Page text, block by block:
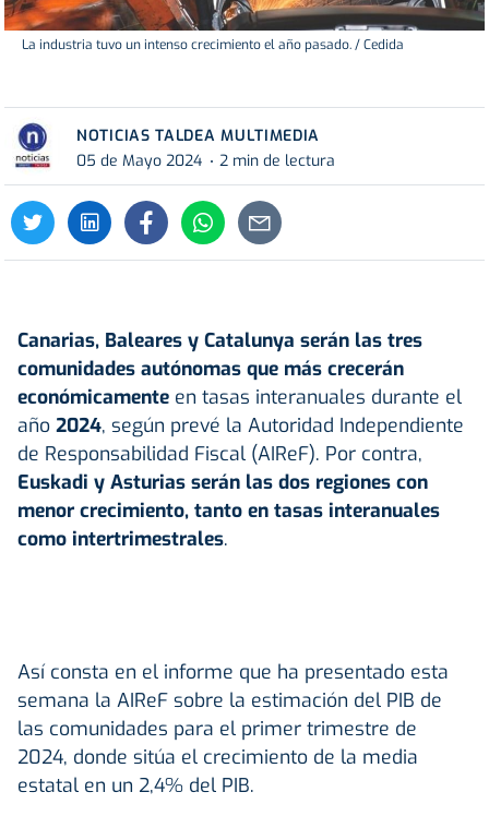
La industria tuvo un intenso crecimiento el año pasado. / Cedida
NOTICIAS TALDEA MULTIMEDIA
05 de Mayo 2024
2 min de lectura
Canarias, Baleares y Catalunya serán las tres
comunidades autónomas que más crecerán
económicamente en tasas interanuales durante el
año 2024, según prevé la Autoridad Independiente
de Responsabilidad Fiscal (AIReF). Por contra,
Euskadi y Asturias serán las dos regiones con
menor crecimiento, tanto en tasas interanuales
como intertrimestrales.
Así consta en el informe que ha presentado esta
semana la AIReF sobre la estimación del PIB de
las comunidades para el primer trimestre de
2024, donde sitúa el crecimiento de la media
estatal en un 2,4% del PIB.